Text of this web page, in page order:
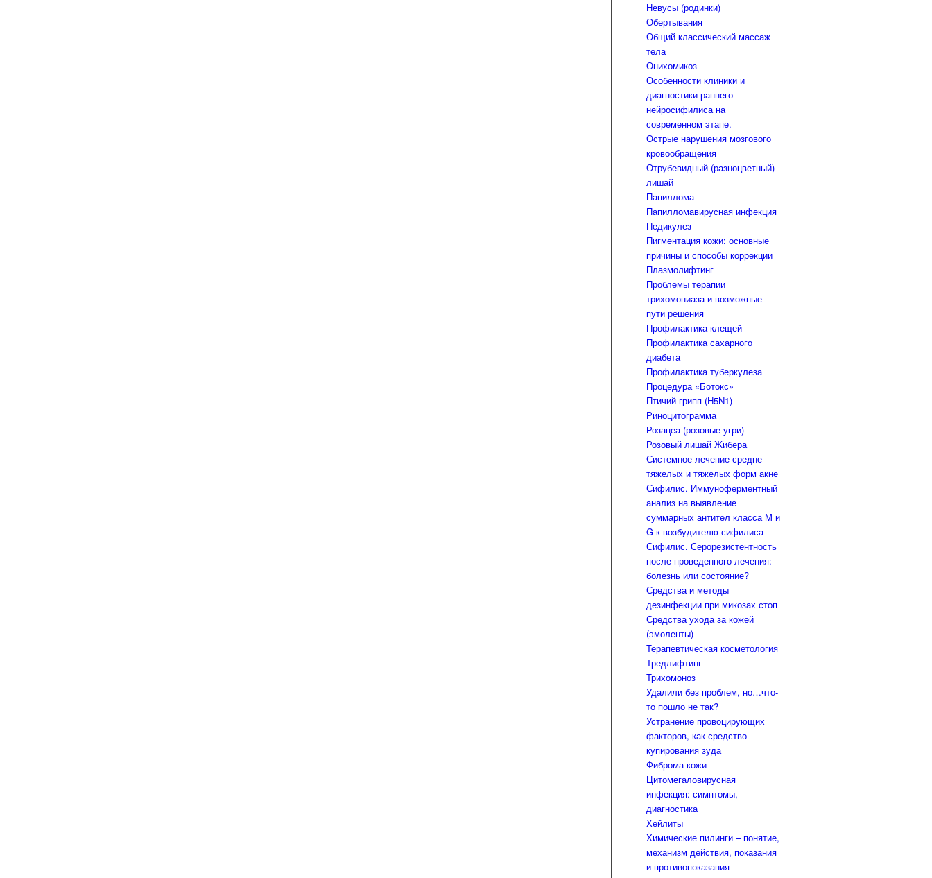
Невусы (родинки)
Обертывания
Общий классический массаж
тела
Онихомикоз
Особенности клиники и
диагностики раннего
нейросифилиса на
современном этапе.
Острые нарушения мозгового
кровообращения
Отрубевидный (разноцветный)
лишай
Папиллома
Папилломавирусная инфекция
Педикулез
Пигментация кожи: основные
причины и способы коррекции
Плазмолифтинг
Проблемы терапии
трихомониаза и возможные
пути решения
Профилактика клещей
Профилактика сахарного
диабета
Профилактика туберкулеза
Процедура «Ботокс»
Птичий грипп (H5N1)
Риноцитограмма
Розацеа (розовые угри)
Розовый лишай Жибера
Системное лечение средне-
тяжелых и тяжелых форм акне
Сифилис. Иммуноферментный
анализ на выявление
суммарных антител класса M и
G к возбудителю сифилиса
Сифилис. Серорезистентность
после проведенного лечения:
болезнь или состояние?
Средства и методы
дезинфекции при микозах стоп
Средства ухода за кожей
(эмоленты)
Терапевтическая косметология
Тредлифтинг
Трихомоноз
Удалили без проблем, но…что-
то пошло не так?
Устранение провоцирующих
факторов, как средство
купирования зуда
Фиброма кожи
Цитомегаловирусная
инфекция: симптомы,
диагностика
Хейлиты
Химические пилинги – понятие,
механизм действия, показания
и противопоказания